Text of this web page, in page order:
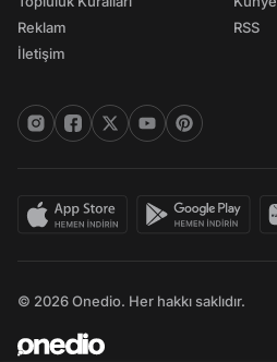
Reklam
İletişim
RSS
© 2026 Onedio. Her hakkı saklıdır.